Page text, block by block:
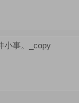
小事。_copy